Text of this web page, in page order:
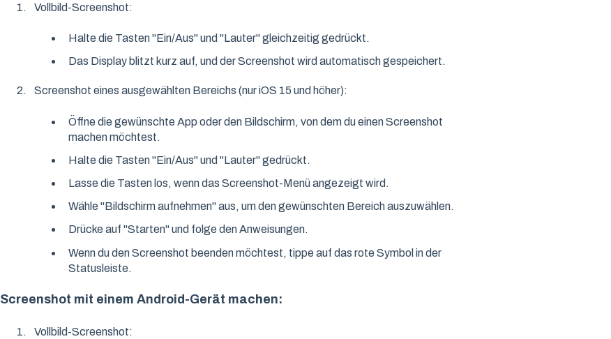
Vollbild-Screenshot:
Halte die Tasten "Ein/Aus" und "Lauter" gleichzeitig gedrückt.
Das Display blitzt kurz auf, und der Screenshot wird automatisch gespeichert.
Screenshot eines ausgewählten Bereichs (nur iOS 15 und höher):
Öffne die gewünschte App oder den Bildschirm, von dem du einen Screenshot
machen möchtest.
Halte die Tasten "Ein/Aus" und "Lauter" gedrückt.
Lasse die Tasten los, wenn das Screenshot-Menü angezeigt wird.
Wähle "Bildschirm aufnehmen" aus, um den gewünschten Bereich auszuwählen.
Drücke auf "Starten" und folge den Anweisungen.
Wenn du den Screenshot beenden möchtest, tippe auf das rote Symbol in der
Statusleiste.
Screenshot mit einem Android-Gerät machen:
Vollbild-Screenshot: